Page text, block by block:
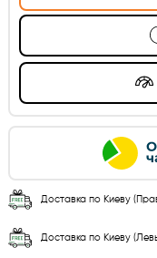
Доставка по Киеву
Доставка по Киеву